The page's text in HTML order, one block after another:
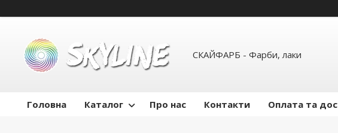
СКАЙФАРБ - Фарби, лаки
Головна Каталог Про нас Контакти Оплата та